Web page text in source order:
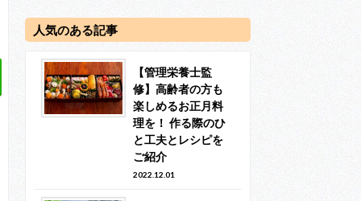
人気のある記事
【管理栄養士監
修】高齢者の方も
楽しめるお正月料
理を！ 作る際のひ
と工夫とレシピを
ご紹介
2022.12.01